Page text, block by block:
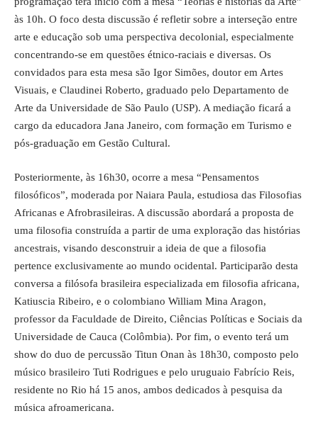
às 10h. O foco desta discussão é refletir sobre a interseção entre
arte e educação sob uma perspectiva decolonial, especialmente
concentrando-se em questões étnico-raciais e diversas. Os
convidados para esta mesa são Igor Simões, doutor em Artes
Visuais, e Claudinei Roberto, graduado pelo Departamento de
Arte da Universidade de São Paulo (USP). A mediação ficará a
cargo da educadora Jana Janeiro, com formação em Turismo e
pós-graduação em Gestão Cultural.
Posteriormente, às 16h30, ocorre a mesa “Pensamentos
filosóficos”, moderada por Naiara Paula, estudiosa das Filosofias
Africanas e Afrobrasileiras. A discussão abordará a proposta de
uma filosofia construída a partir de uma exploração das histórias
ancestrais, visando desconstruir a ideia de que a filosofia
pertence exclusivamente ao mundo ocidental. Participarão desta
conversa a filósofa brasileira especializada em filosofia africana,
Katiuscia Ribeiro, e o colombiano William Mina Aragon,
professor da Faculdade de Direito, Ciências Políticas e Sociais da
Universidade de Cauca (Colômbia). Por fim, o evento terá um
show do duo de percussão Titun Onan às 18h30, composto pelo
músico brasileiro Tuti Rodrigues e pelo uruguaio Fabrício Reis,
residente no Rio há 15 anos, ambos dedicados à pesquisa da
música afroamericana.